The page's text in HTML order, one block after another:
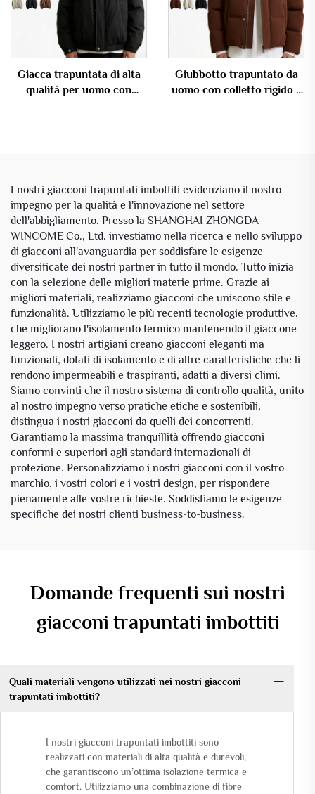
Giacca trapuntata di alta
qualità per uomo con
Giubbotto trapuntato da
uomo con colletto rigido e
I nostri giacconi trapuntati imbottiti evidenziano il nostro
impegno per la qualità e l'innovazione nel settore
dell'abbigliamento. Presso la SHANGHAI ZHONGDA
WINCOME Co., Ltd. investiamo nella ricerca e nello sviluppo
di giacconi all'avanguardia per soddisfare le esigenze
diversificate dei nostri partner in tutto il mondo. Tutto inizia
con la selezione delle migliori materie prime. Grazie ai
migliori materiali, realizziamo giacconi che uniscono stile e
funzionalità. Utilizziamo le più recenti tecnologie produttive,
che migliorano l'isolamento termico mantenendo il giaccone
leggero. I nostri artigiani creano giacconi eleganti ma
funzionali, dotati di isolamento e di altre caratteristiche che li
rendono impermeabili e traspiranti, adatti a diversi climi.
Siamo convinti che il nostro sistema di controllo qualità, unito
al nostro impegno verso pratiche etiche e sostenibili,
distingua i nostri giacconi da quelli dei concorrenti.
Garantiamo la massima tranquillità offrendo giacconi
conformi e superiori agli standard internazionali di
protezione. Personalizziamo i nostri giacconi con il vostro
marchio, i vostri colori e i vostri design, per rispondere
pienamente alle vostre richieste. Soddisfiamo le esigenze
specifiche dei nostri clienti business-to-business.
Domande frequenti sui nostri
giacconi trapuntati imbottiti
Quali materiali vengono utilizzati nei nostri giacconi
trapuntati imbottiti?
I nostri giacconi trapuntati imbottiti sono
realizzati con materiali di alta qualità e durevoli,
che garantiscono un’ottima isolazione termica e
comfort. Utilizziamo una combinazione di fibre